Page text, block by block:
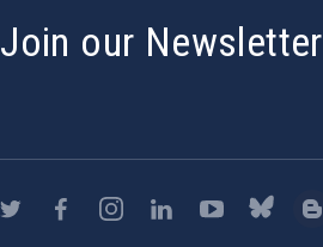
Join our Newsletter